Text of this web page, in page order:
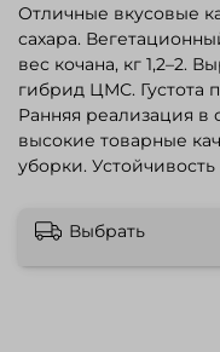
Отличные вкусовые
сахара.
вес кочана, кг 1,2–2.
гибрид ЦМС. Густота
Ранняя реализация в
высокие товарные
уборки. Устойчивость
Выбрать